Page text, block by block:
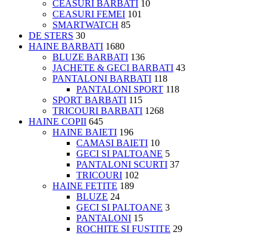
CEASURI BARBATI 10
CEASURI FEMEI 101
SMARTWATCH 85
DE STERS 30
HAINE BARBATI 1680
BLUZE BARBATI 136
JACHETE & GECI BARBATI 43
PANTALONI BARBATI 118
PANTALONI SPORT 118
SPORT BARBATI 115
TRICOURI BARBATI 1268
HAINE COPII 645
HAINE BAIETI 196
CAMASI BAIETI 10
GECI SI PALTOANE 5
PANTALONI SCURTI 37
TRICOURI 102
HAINE FETITE 189
BLUZE 24
GECI SI PALTOANE 3
PANTALONI 15
ROCHITE SI FUSTITE 29